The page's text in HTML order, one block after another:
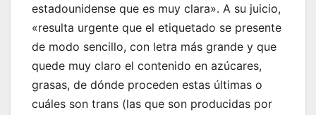
estadounidense que es muy clara». A su juicio,
«resulta urgente que el etiquetado se presente
de modo sencillo, con letra más grande y que
quede muy claro el contenido en azúcares,
grasas, de dónde proceden estas últimas o
cuáles son trans (las que son producidas por